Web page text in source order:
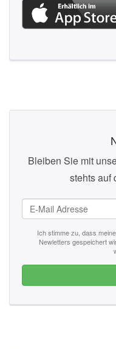
Bleiben Sie mit
stehts auf
Ich stimme zu, dass
Newletters gespeichert